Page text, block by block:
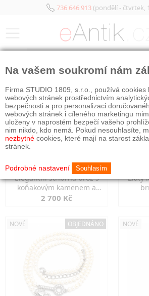
736 646 913(pondělí - čtvrtek,
Elegantní stříbrná brož s
koňakovým kamenem a
markazity
2 700 Kč
Zlatý
NOVÉ OBJEDNÁNO NOVÉ
Na vašem soukromí nám
Firma STUDIO 1809, s.r.o., používá cookies
webových stránek prostřednictvím
bezpečnosti a pro personalizaci
webových stránek i cíleného marketingu
uloženy v naprostém bezpečí vašeho
nim nikdo, kdo nemá. Pokud nesouhlasíte,
nezbytné cookies, které mají na starost
stránek.
Podrobné nastavení Souhlasím